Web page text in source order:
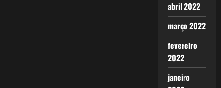
abril 2022
março 2022
fevereiro
2022
janeiro